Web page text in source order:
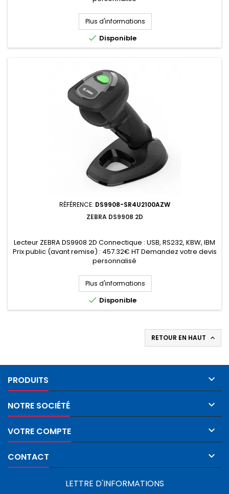
Plus d'informations
 Disponible
RÉFÉRENCE: DS9908-SR4U2100AZW
ZEBRA DS9908 2D
Lecteur ZEBRA DS9908 2D Connectique : USB, RS232, KBW, IBM
Prix public (avant remise) : 457.32€ HT Demandez votre devis
personnalisé
Plus d'informations
 Disponible
RETOUR EN HAUT 
PRODUITS 
NOTRE SOCIÉTÉ 
VOTRE COMPTE 
CONTACT 
LETTRE D'INFORMATIONS